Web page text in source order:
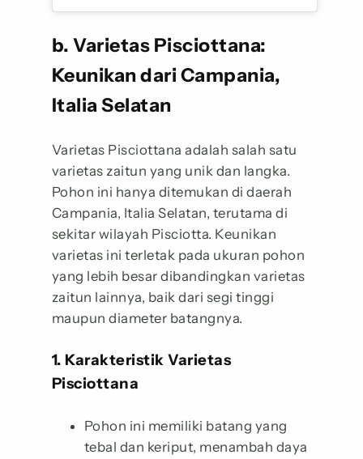
b. Varietas Pisciottana:
Keunikan dari Campania,
Italia Selatan
Varietas Pisciottana adalah salah satu
varietas zaitun yang unik dan langka.
Pohon ini hanya ditemukan di daerah
Campania, Italia Selatan, terutama di
sekitar wilayah Pisciotta. Keunikan
varietas ini terletak pada ukuran pohon
yang lebih besar dibandingkan varietas
zaitun lainnya, baik dari segi tinggi
maupun diameter batangnya.
1. Karakteristik Varietas
Pisciottana
Pohon ini memiliki batang yang
tebal dan keriput, menambah daya